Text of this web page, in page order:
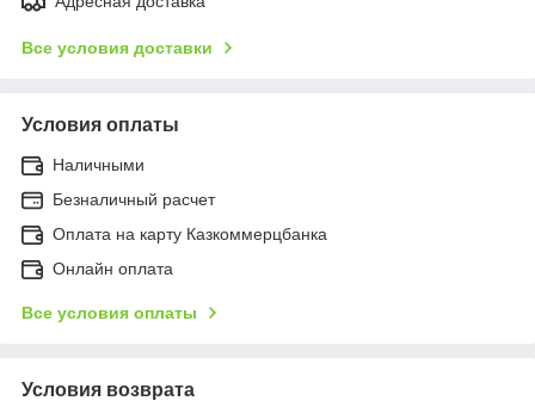
Все условия доставки
Условия оплаты
Наличными
Безналичный расчет
Оплата на карту Казкоммерцбанка
Онлайн оплата
Все условия оплаты
Условия возврата